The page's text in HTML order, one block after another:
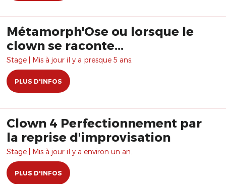
Métamorph'Ose ou lorsque le
clown se raconte...
Stage | Mis à jour il y a presque 5 ans.
PLUS D'INFOS
Clown 4 Perfectionnement par
la reprise d'improvisation
Stage | Mis à jour il y a environ un an.
PLUS D'INFOS